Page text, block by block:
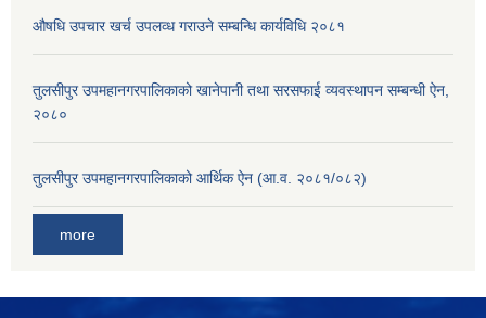
औषधि उपचार खर्च उपलव्ध गराउने सम्बन्धि कार्यविधि २०८१
तुलसीपुर उपमहानगरपालिकाको खानेपानी तथा सरसफाई व्यवस्थापन सम्बन्धी ऐन,
२०८०
तुलसीपुर उपमहानगरपालिकाको आर्थिक ऐन (आ.व. २०८१/०८२)
more